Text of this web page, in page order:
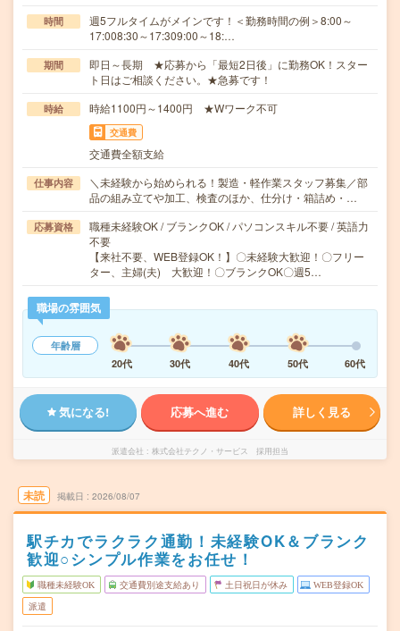
時間
週5フルタイムがメインです！＜勤務時間の例＞8:00～
17:008:30～17:309:00～18:…
期間
即日～長期 ★応募から「最短2日後」に勤務OK！スター
ト日はご相談ください。★急募です！
時給 時給1100円～1400円 ★Wワーク不可
交通費
交通費全額支給
仕事内容
＼未経験から始められる！製造・軽作業スタッフ募集／部
品の組み立てや加工、検査のほか、仕分け・箱詰め・…
応募資格
職種未経験OK / ブランクOK / パソコンスキル不要 / 英語力
不要
【来社不要、WEB登録OK！】〇未経験大歓迎！〇フリー
ター、主婦(夫) 大歓迎！〇ブランクOK〇週5…
職場の雰囲気
年齢層
20代
30代 40代 50代 60代
気になる! 応募へ進む 詳しく見る
派遣会社 株式会社テクノ・サービス 採用担当
未読 掲載日 2026/08/07
駅チカでラクラク通勤！未経験OK＆ブランク
歓迎○シンプル作業をお任せ！
職種未経験OK 交通費別途支給あり 土日祝日が休み WEB登録OK
派遣